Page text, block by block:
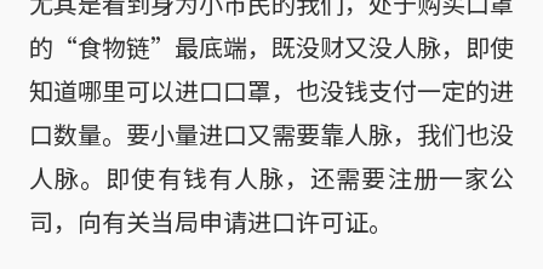
的“食物链”最底端，既没财又没人脉，即使
知道哪里可以进口口罩，也没钱支付一定的进
口数量。要小量进口又需要靠人脉，我们也没
人脉。即使有钱有人脉，还需要注册一家公
司，向有关当局申请进口许可证。